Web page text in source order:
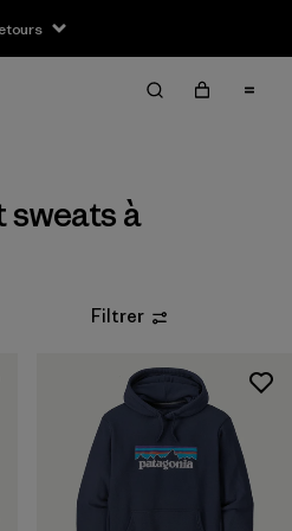
à
Filtrer